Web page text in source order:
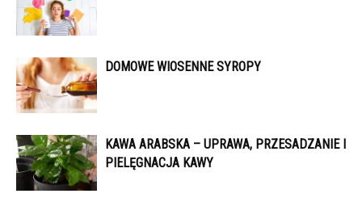
DOMOWE WIOSENNE SYROPY
KAWA ARABSKA – UPRAWA, PRZESADZANIE I
PIELĘGNACJA KAWY